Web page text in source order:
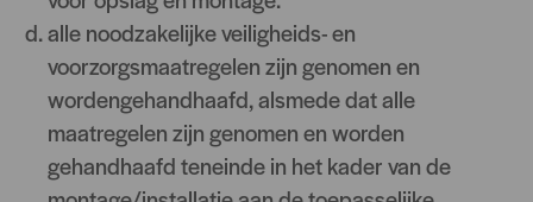
alle noodzakelijke veiligheids- en
voorzorgsmaatregelen zijn genomen en
wordengehandhaafd, alsmede dat alle
maatregelen zijn genomen en worden
gehandhaafd teneinde in het kader van de